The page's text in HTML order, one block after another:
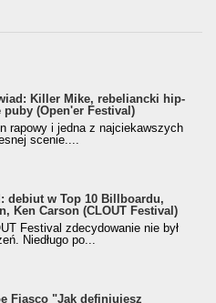
Killer Mike, rebeliancki hip-
(Open'er Festival)
rapowy i jedna z najciekawszych
scenie....
debiut w Top 10 Billboardu,
Ken Carson (CLOUT Festival)
Festival zdecydowanie nie był
Niedługo po...
Fiasco "Jak definiujesz